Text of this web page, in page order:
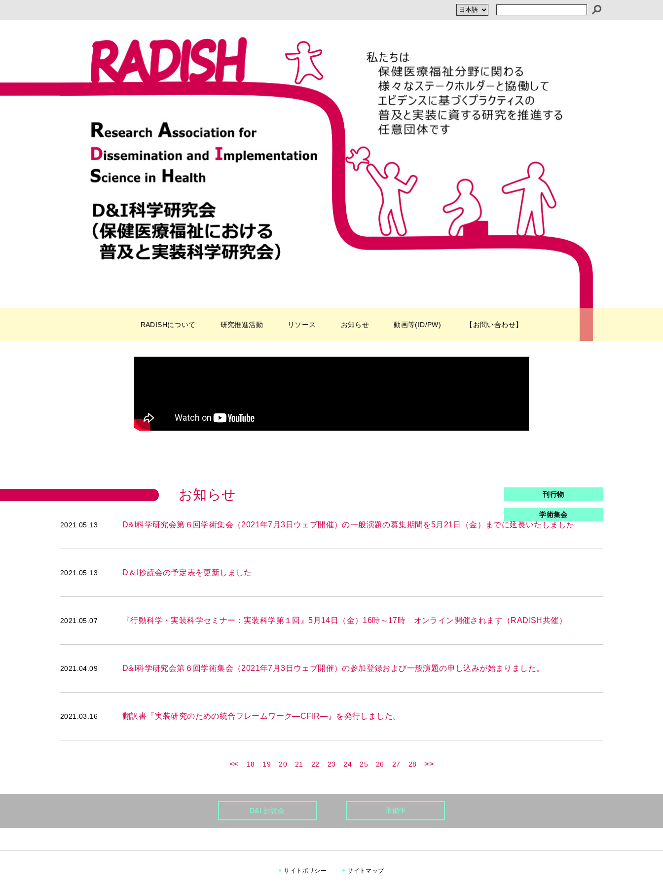
RADISHについて 研究推進活動 リソース お知らせ 動画等(ID/PW) 【お問い合わせ】
お知らせ 刊行物
学術集会
2021.05.13
D&I科学研究会第６回学術集会（2021年7月3日ウェブ開催）の一般演題の募集期間を5月21日（金）までに延長いたしました
2021.05.13 D＆I抄読会の予定表を更新しました
2021.05.07 『行動科学・実装科学セミナー：実装科学第１回』5月14日（金）16時～17時 オンライン開催されます（RADISH共催）
2021.04.09 D&I科学研究会第６回学術集会（2021年7月3日ウェブ開催）の参加登録および一般演題の申し込みが始まりました。
2021.03.16 翻訳書『実装研究のための統合フレームワーク―CFIR―』を発行しました。
<< 18 19 20 21 22 23 24 25 26 27 28 >>
D&I 抄読会 準備中
サイトポリシー サイトマップ